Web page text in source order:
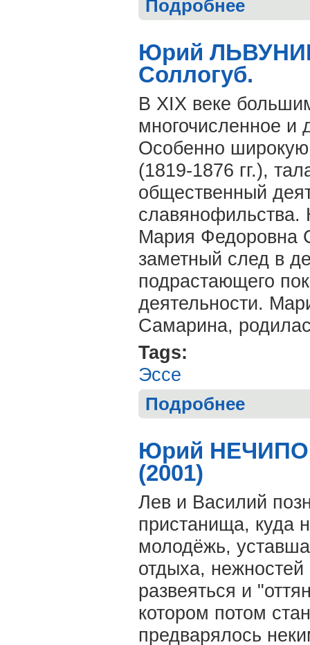
Подробнее
Юрий
Соллогуб.
В ХIХ веке
многочисленное и
Особенно
(1819-1876 гг.),
общественный
славянофильства.
Мария Федоровна
заметный след в
подрастающего
деятельности.
Самарина,
Tags:
Эссе
Подробнее
Юрий
(2001)
Лев и Василий
пристанища, куда
молодёжь,
отдыха,
развеяться и
котором потом
предварялось